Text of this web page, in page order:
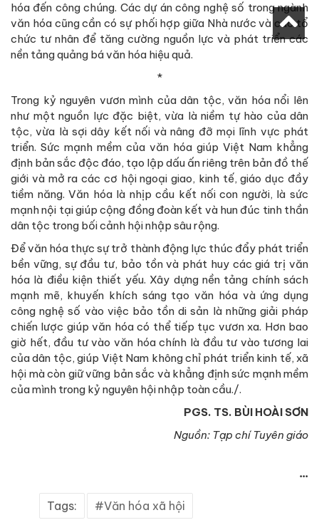
hóa đến công chúng. Các dự án công nghệ số trong ngành
văn hóa cũng cần có sự phối hợp giữa Nhà nước và các tổ
chức tư nhân để tăng cường nguồn lực và phát triển các
nền tảng quảng bá văn hóa hiệu quả.
*
Trong kỷ nguyên vươn mình của dân tộc, văn hóa nổi lên
như một nguồn lực đặc biệt, vừa là niềm tự hào của dân
tộc, vừa là sợi dây kết nối và nâng đỡ mọi lĩnh vực phát
triển. Sức mạnh mềm của văn hóa giúp Việt Nam khẳng
định bản sắc độc đáo, tạo lập dấu ấn riêng trên bản đồ thế
giới và mở ra các cơ hội ngoại giao, kinh tế, giáo dục đầy
tiềm năng. Văn hóa là nhịp cầu kết nối con người, là sức
mạnh nội tại giúp cộng đồng đoàn kết và hun đúc tinh thần
dân tộc trong bối cảnh hội nhập sâu rộng.
Để văn hóa thực sự trở thành động lực thúc đẩy phát triển
bền vững, sự đầu tư, bảo tồn và phát huy các giá trị văn
hóa là điều kiện thiết yếu. Xây dựng nền tảng chính sách
mạnh mẽ, khuyến khích sáng tạo văn hóa và ứng dụng
công nghệ số vào việc bảo tồn di sản là những giải pháp
chiến lược giúp văn hóa có thể tiếp tục vươn xa. Hơn bao
giờ hết, đầu tư vào văn hóa chính là đầu tư vào tương lai
của dân tộc, giúp Việt Nam không chỉ phát triển kinh tế, xã
hội mà còn giữ vững bản sắc và khẳng định sức mạnh mềm
của mình trong kỷ nguyên hội nhập toàn cầu./.
PGS. TS. BÙI HOÀI SƠN
Nguồn: Tạp chí Tuyên giáo
...
Tags: Văn hóa xã hội